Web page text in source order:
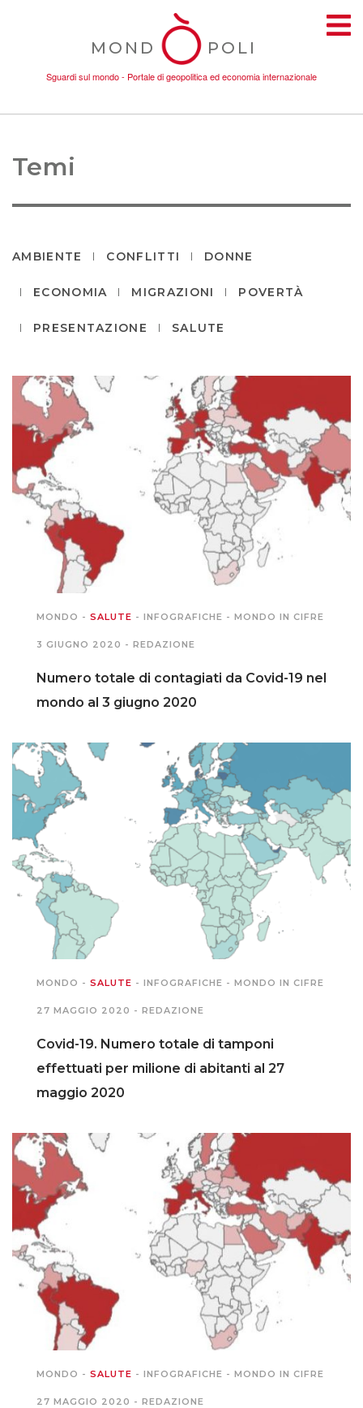
MOND POLI
Sguardi sul mondo - Portale di geopolitica ed economia internazionale
TEMI
AMBIENTE
CONFLITTI
DONNE
MIGRAZIONI
POVERTÀ
SALUTE
EDITORIALI
PUNTI DI VISTA
MONDO IN CIFRE
PODCAST EVENTI
AUTORI
Temi
AMBIENTE CONFLITTI DONNE
ECONOMIA MIGRAZIONI POVERTÀ
PRESENTAZIONE SALUTE
MONDO - SALUTE - INFOGRAFICHE - MONDO IN CIFRE
3 GIUGNO 2020 - REDAZIONE
Numero totale di contagiati da Covid-19 nel
mondo al 3 giugno 2020
MONDO - SALUTE - INFOGRAFICHE - MONDO IN CIFRE
27 MAGGIO 2020 - REDAZIONE
Covid-19. Numero totale di tamponi
effettuati per milione di abitanti al 27
maggio 2020
MONDO - SALUTE - INFOGRAFICHE - MONDO IN CIFRE
27 MAGGIO 2020 - REDAZIONE